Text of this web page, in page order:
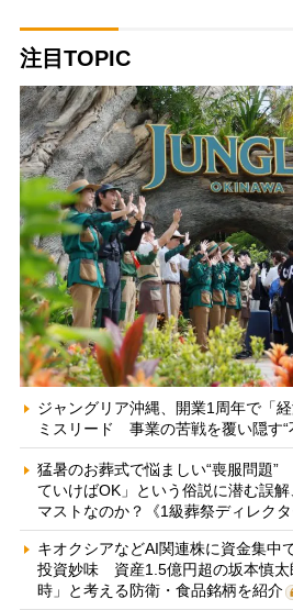
注目TOPIC
ジャングリア沖縄、開業1周年で「
ミスリード 事業の苦戦を覆い隠す“
猛暑のお葬式で悩ましい“喪服問題
ていけばOK」という俗説に潜む誤
マストなのか？《1級葬祭ディレクタ
キオクシアなどAI関連株に資金集中
投資妙味 資産1.5億円超の坂本慎太
時」と考える防衛・食品銘柄を紹介